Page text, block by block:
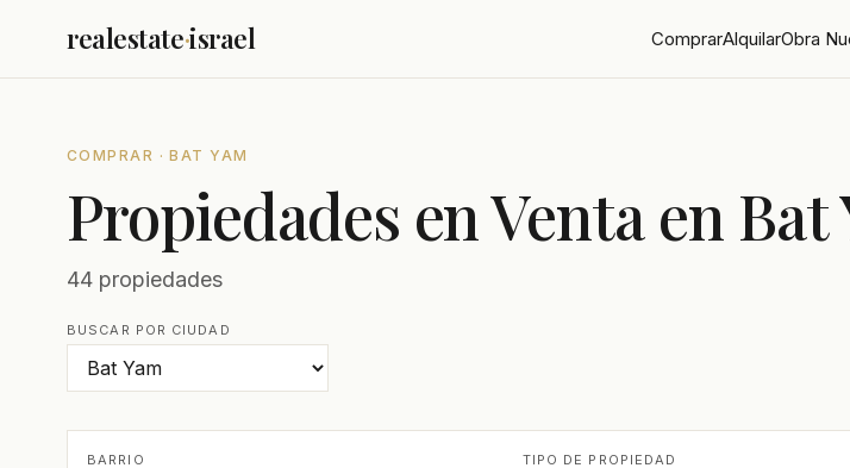
realestate·israel ComprarAlquilarObra
COMPRAR · BAT YAM
Propiedades en Venta en Bat
44 propiedades
BUSCAR POR CIUDAD
BARRIO TIPO DE PROPIEDAD